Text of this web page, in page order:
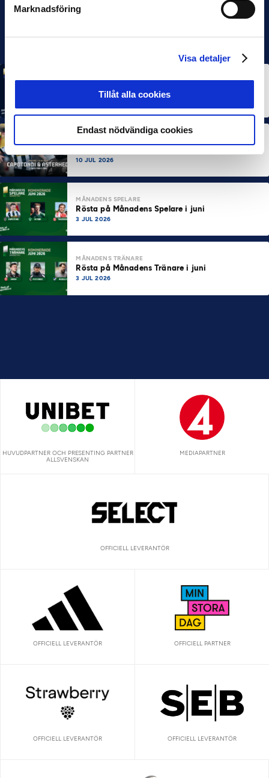
Marknadsföring
Visa detaljer
Tillåt alla cookies
Endast nödvändiga cookies
MÅNADENS SPELARE MÅNADENS TRÄNARE
Rösta på Månadens Spelare & Tränare i juli
10 JUL 2026
MÅNADENS SPELARE
Rösta på Månadens Spelare i juni
3 JUL 2026
MÅNADENS TRÄNARE
Rösta på Månadens Tränare i juni
3 JUL 2026
HUVUDPARTNER OCH PRESENTING PARTNER
ALLSVENSKAN
MEDIAPARTNER
OFFICIELL LEVERANTÖR
OFFICIELL LEVERANTÖR OFFICIELL PARTNER
OFFICIELL LEVERANTÖR OFFICIELL LEVERANTÖR